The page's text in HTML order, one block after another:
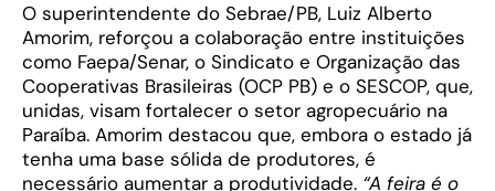
O superintendente do Sebrae/PB, Luiz Alberto
Amorim, reforçou a colaboração entre instituições
como Faepa/Senar, o Sindicato e Organização das
Cooperativas Brasileiras (OCP PB) e o SESCOP, que,
unidas, visam fortalecer o setor agropecuário na
Paraíba. Amorim destacou que, embora o estado já
tenha uma base sólida de produtores, é
necessário aumentar a produtividade. “A feira é o